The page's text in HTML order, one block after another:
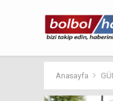
Anasayfa